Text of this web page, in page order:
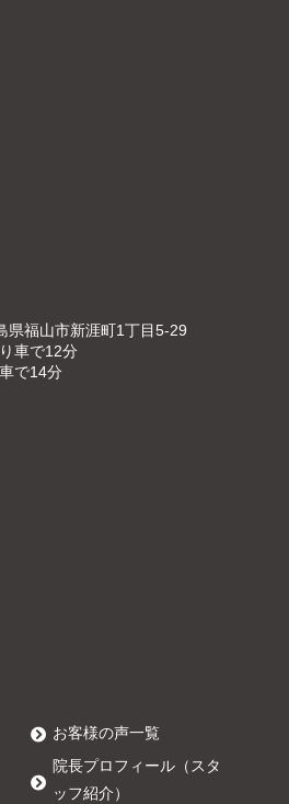
県福山市新涯町1丁目5-29
車で12分
で14分
お客様の声一覧
院長プロフィール（スタ
ッフ紹介）